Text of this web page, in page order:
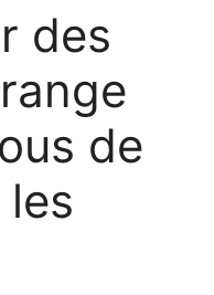
des
de